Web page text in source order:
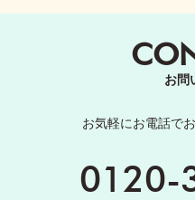
お問
お気軽にお電話で
0120-